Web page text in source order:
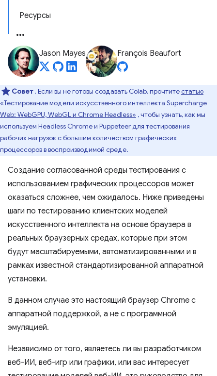
Ресурсы
Jason Mayes François Beaufort
Совет. Если вы не готовы создавать Colab, прочтитестатью
«Тестирование модели искусственного интеллекта Supercharge
Web: WebGPU, WebGL и Chrome Headless» , чтобы узнать, как мы
используем Headless Chrome и Puppeteer для тестирования
рабочих нагрузок с большим количеством графических
процессоров в воспроизводимой среде.
Создание согласованной среды тестирования с
использованием графических процессоров может
оказаться сложнее, чем ожидалось. Ниже приведены
шаги по тестированию клиентских моделей
искусственного интеллекта на основе браузера в
реальных браузерных средах, которые при этом
будут масштабируемыми, автоматизированными и в
рамках известной стандартизированной аппаратной
установки.
В данном случае это настоящий браузер Chrome с
аппаратной поддержкой, а не с программной
эмуляцией.
Независимо от того, являетесь ли вы разработчиком
веб-ИИ, веб-игр или графики, или вас интересует